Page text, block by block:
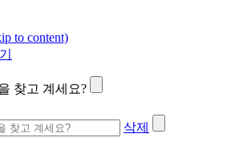
to content)
찾고 계세요?
삭제